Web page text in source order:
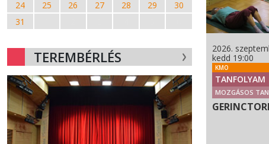
24
25 26 27 28 29
30
31
TEREMBÉRLÉS
2026.
kedd 19:00
KMO
TANFOLYAM
MOZGÁSOS